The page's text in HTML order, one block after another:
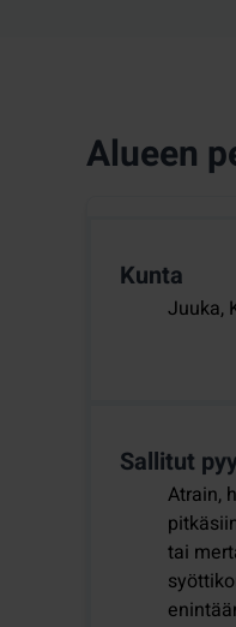
Alueen
Kunta
Juuka,
Sallitut
Atrain,
tai